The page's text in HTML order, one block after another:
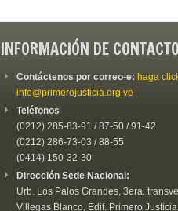
INFORMACIÓN DE CONTACTO
Contáctenos por correo-e: haga
info@primerojusticia.org.ve
Teléfonos
(0212) 285-83-91 / 87-50 / 91-42
(0212) 286-73-03 / 88-55
(0414) 150-32-30
Dirección Sede Nacional:
Urb. Los Palos Grandes, 3era.
Villegas Blanco, Edif. Primero